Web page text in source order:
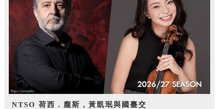
NTSO 荷西．龐斯，黃凱珉與國臺交